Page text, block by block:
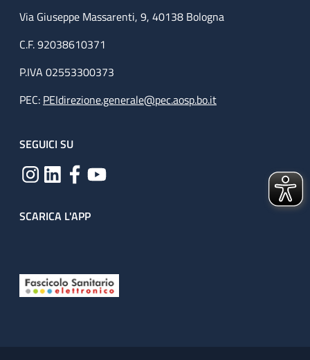
Via Giuseppe Massarenti, 9, 40138 Bologna
C.F. 92038610371
P.IVA 02553300373
PEC: PEIdirezione.generale@pec.aosp.bo.it
SEGUICI SU
SCARICA L'APP